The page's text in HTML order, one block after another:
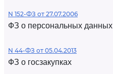
N 152-ФЗ от 27.07.2006
ФЗ о персональных данных
N 44-ФЗ от 05.04.2013
ФЗ о госзакупках